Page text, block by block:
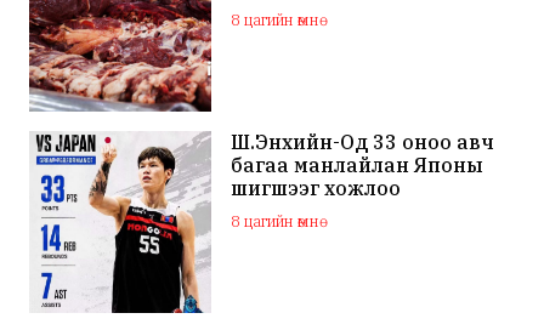
8 цагийн өмнө
Ш.Энхийн-Од 33 оноо авч
багаа манлайлан Японы
шигшээг хожлоо
8 цагийн өмнө